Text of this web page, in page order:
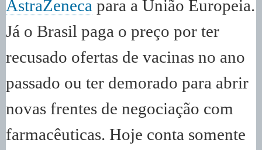
AstraZeneca para a União Europeia.
Já o Brasil paga o preço por ter
recusado ofertas de vacinas no ano
passado ou ter demorado para abrir
novas frentes de negociação com
farmacêuticas. Hoje conta somente